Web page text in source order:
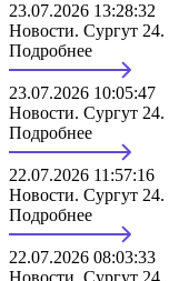
23.07.2026 13:28:32
Новости. Сургут
Подробнее
23.07.2026 10:05:47
Новости. Сургут 24.
Подробнее
22.07.2026 11:57:16
Новости. Сургут
Подробнее
22.07.2026 08:03:33